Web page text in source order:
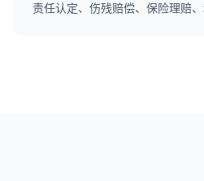
责任认定、伤残赔偿、保险理赔、